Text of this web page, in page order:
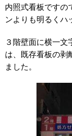
内照式看板ですの
ンよりも明るくハ
３階壁面に横一文
は、既存看板の剥
ました。